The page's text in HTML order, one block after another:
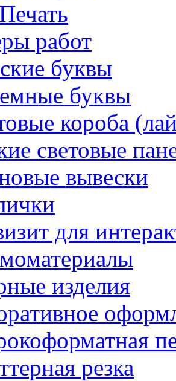
работ
буквы
буквы
короба
световые
вывески
для
изделия
резка